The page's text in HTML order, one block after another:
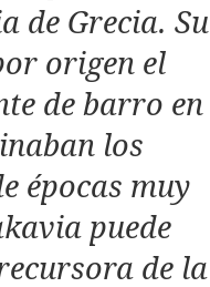
de Grecia. Su
origen el
de barro en
los
épocas muy
puede
de la